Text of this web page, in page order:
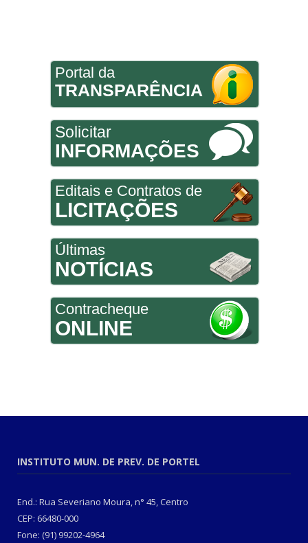
Portal da
TRANSPARÊNCIA
Solicitar
INFORMAÇÕES
Editais e Contratos de
LICITAÇÕES
Últimas
NOTÍCIAS
Contracheque
ONLINE
INSTITUTO MUN. DE PREV. DE PORTEL
End.: Rua Severiano Moura, n° 45, Centro
CEP: 66480-000
Fone: (91) 99202-4964